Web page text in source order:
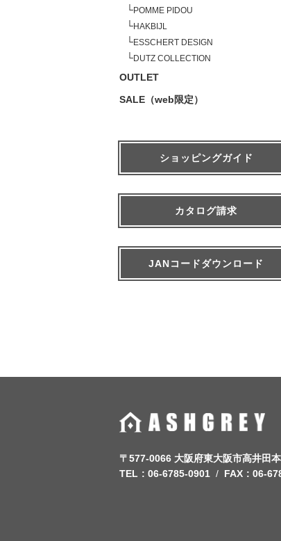
└POMME PIDOU
└HAKBIJL
└ESSCHERT DESIGN
└DUTZ COLLECTION
OUTLET
SALE（web限定）
ショッピングガイド
カタログ請求
JANコードダウンロード
〒577-0066 大阪府東大阪市高井田
TEL
06-6785-0901 FAX 06-